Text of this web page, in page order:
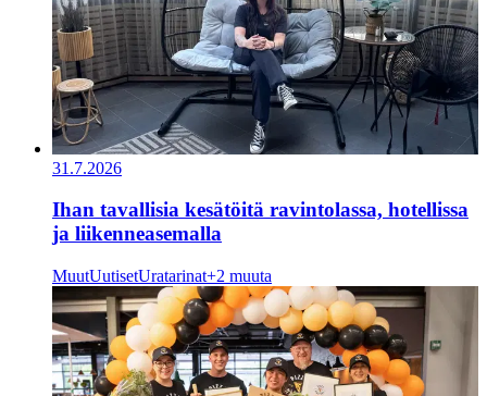
31.7.2026
Ihan tavallisia kesätöitä ravintolassa, hotellissa
ja liikenneasemalla
MuutUutisetUratarinat+2 muuta